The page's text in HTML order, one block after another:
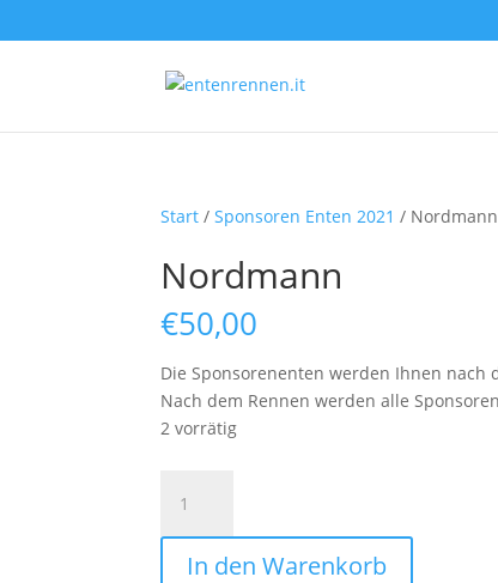
Start /Sponsoren Enten 2021 / Nordmann
Nordmann
€50,00
Die Sponsorenenten werden Ihnen nach
Nach dem Rennen werden alle
2 vorrätig
Menge
In den Warenkorb